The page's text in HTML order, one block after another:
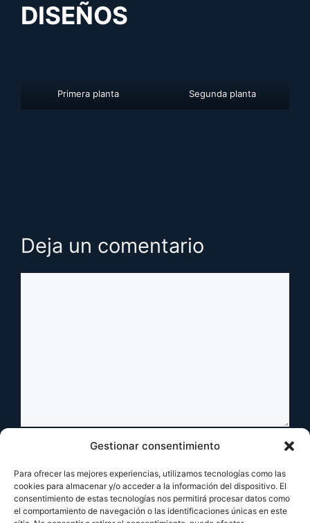
Gestionar consentimiento
Para ofrecer las mejores experiencias, utilizamos tecnologías como las
cookies para almacenar y/o acceder a la información del dispositivo. El
consentimiento de estas tecnologías nos permitirá procesar datos como
el comportamiento de navegación o las identificaciones únicas en este
DISEÑOS
Primera planta Segunda planta
Deja un comentario
Correo
electrónico